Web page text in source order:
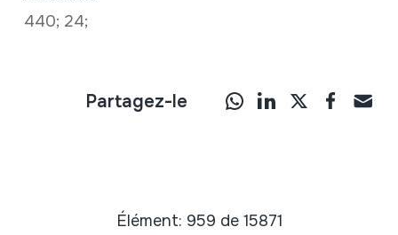
440; 24;
Partagez-le
Élément: 959 de 15871